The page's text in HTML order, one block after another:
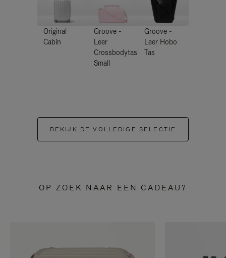
Original
Cabin
Groove -
Leer
Crossbodytas
Small
Groove -
Leer Hobo
Tas
BEKIJK DE VOLLEDIGE SELECTIE
OP ZOEK NAAR EEN CADEAU?